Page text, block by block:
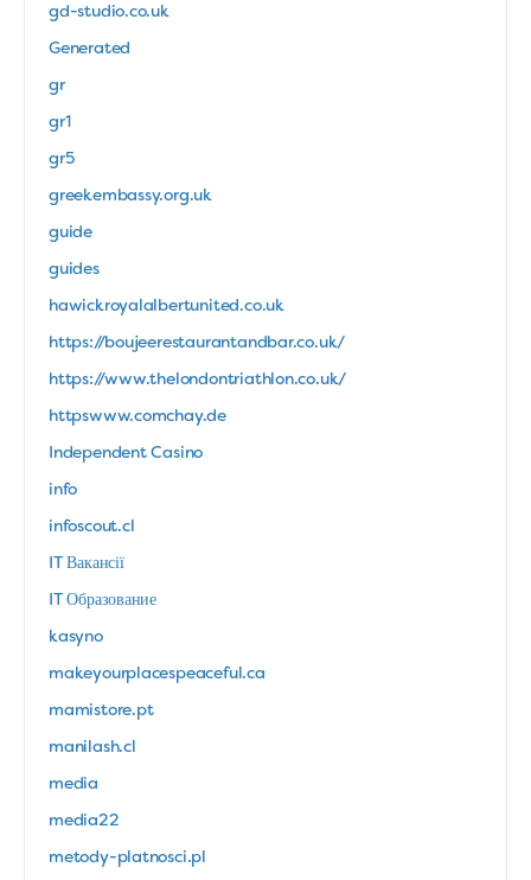
gd-studio.co.uk
Generated
gr
gr1
gr5
greekembassy.org.uk
guide
guides
hawickroyalalbertunited.co.uk
https://boujeerestaurantandbar.co.uk/
https://www.thelondontriathlon.co.uk/
httpswww.comchay.de
Independent Casino
info
infoscout.cl
IT Вакансії
IT Образование
kasyno
makeyourplacespeaceful.ca
mamistore.pt
manilash.cl
media
media22
metody-platnosci.pl